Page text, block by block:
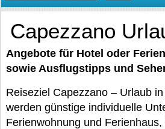
Capezzano
Angebote für Hotel oder
sowie Ausflugstipps und
Reiseziel Capezzano – Urlaub
werden günstige individuelle
Ferienwohnung und